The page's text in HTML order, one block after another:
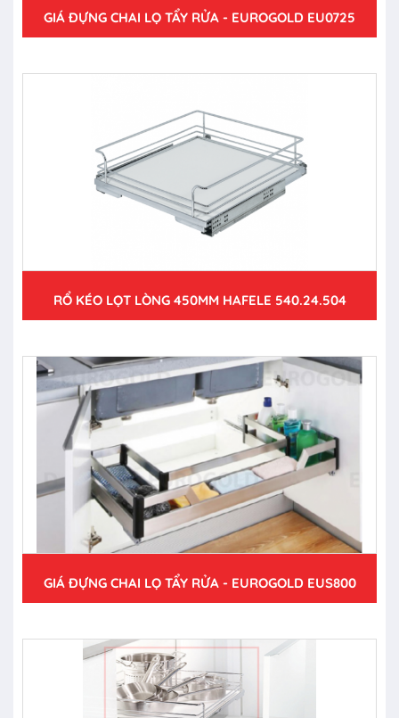
GIÁ ĐỰNG CHAI LỌ TẨY RỬA - EUROGOLD EU0725
RỔ KÉO LỌT LÒNG 450MM HAFELE 540.24.504
GIÁ ĐỰNG CHAI LỌ TẨY RỬA - EUROGOLD EUS800